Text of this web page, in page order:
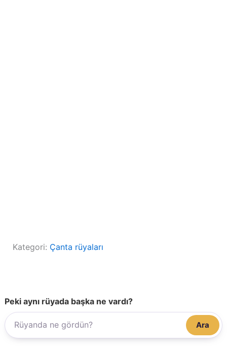
Kategori: Çanta rüyaları
Peki aynı rüyada başka ne vardı?
Ara